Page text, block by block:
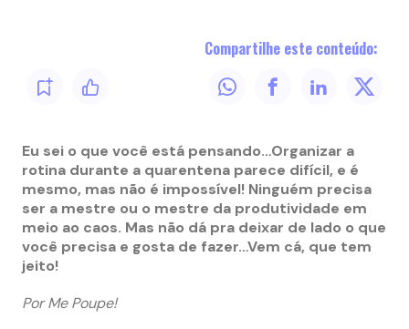
Compartilhe este conteúdo:
Eu sei o que você está pensando…Organizar a
rotina durante a quarentena parece difícil, e é
mesmo, mas não é impossível! Ninguém precisa
ser a mestre ou o mestre da produtividade em
meio ao caos. Mas não dá pra deixar de lado o que
você precisa e gosta de fazer…Vem cá, que tem
jeito!
Por Me Poupe!